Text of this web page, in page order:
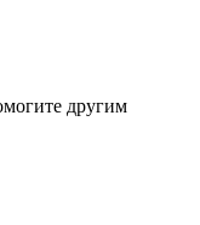
другим